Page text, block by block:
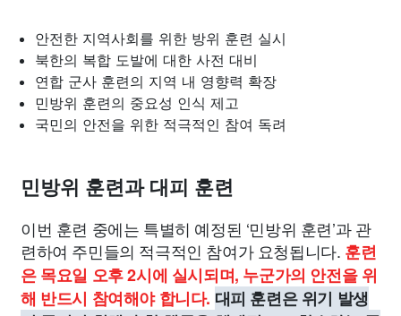
안전한 지역사회를 위한 방위 훈련 실시
북한의 복합 도발에 대한 사전 대비
연합 군사 훈련의 지역 내 영향력 확장
민방위 훈련의 중요성 인식 제고
국민의 안전을 위한 적극적인 참여 독려
민방위 훈련과 대피 훈련
이번 훈련 중에는 특별히 예정된 ‘민방위 훈련’과 관
련하여 주민들의 적극적인 참여가 요청됩니다. 훈련
은 목요일 오후 2시에 실시되며, 누군가의 안전을 위
해 반드시 참여해야 합니다. 대피 훈련은 위기 발생